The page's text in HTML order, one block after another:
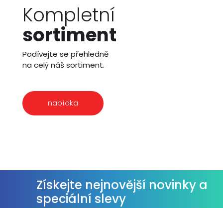
Kompletní
sortiment
Podívejte se přehledně
na celý náš sortiment.
nabídka
Získejte nejnovější novinky a
speciální slevy